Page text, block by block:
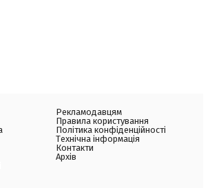
Рекламодавцям
Правила користування
Політика конфіденційності
Технічна інформація
Контакти
Архів